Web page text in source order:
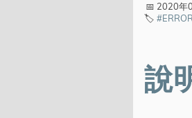
Gallery
📅 2020年
🏷️
說